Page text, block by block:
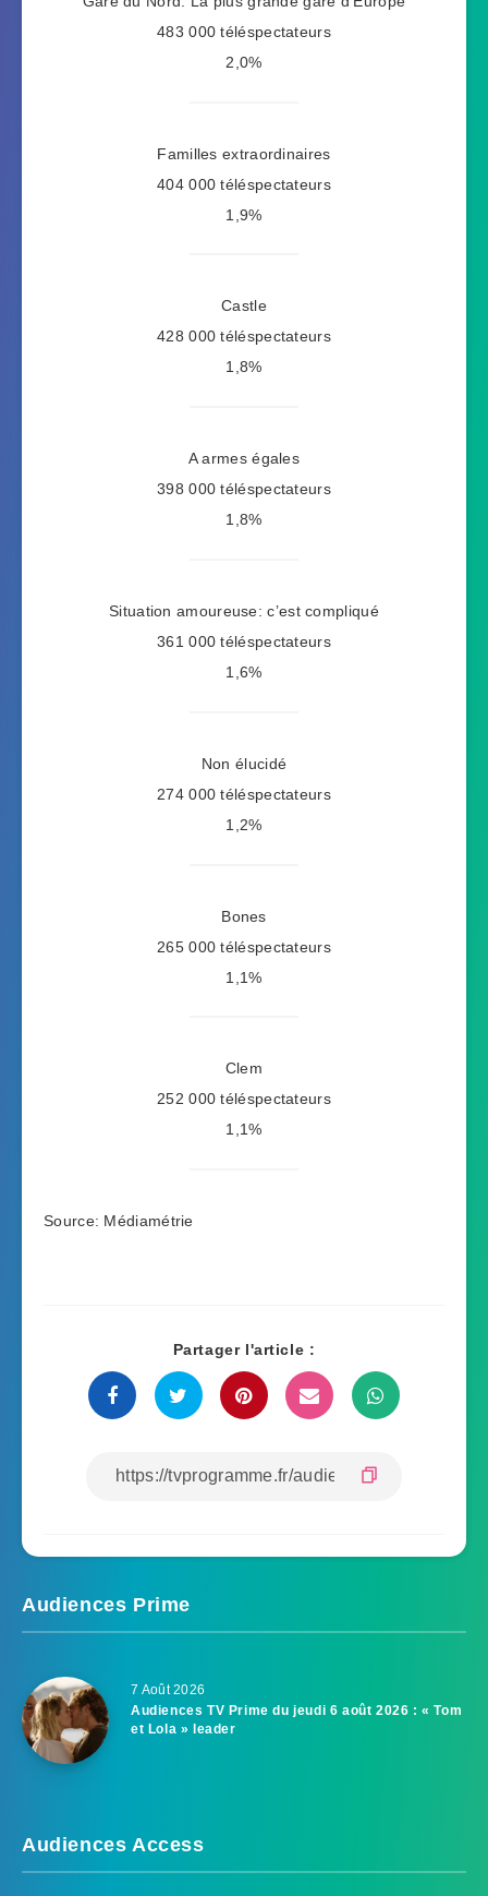
483 000 téléspectateurs
2,0%
Familles extraordinaires
404 000 téléspectateurs
1,9%
Castle
428 000 téléspectateurs
1,8%
A armes égales
398 000 téléspectateurs
1,8%
Situation amoureuse: c’est compliqué
361 000 téléspectateurs
1,6%
Non élucidé
274 000 téléspectateurs
1,2%
Bones
265 000 téléspectateurs
1,1%
Clem
252 000 téléspectateurs
1,1%
Source: Médiamétrie
Partager l'article :
Audiences Prime
7 Août 2026
Audiences TV Prime du jeudi 6 août 2026 : « Tom
et Lola » leader
Audiences Access